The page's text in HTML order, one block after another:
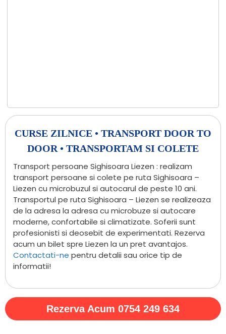
CURSE ZILNICE • TRANSPORT DOOR TO
DOOR • TRANSPORTAM SI COLETE
Transport persoane Sighisoara Liezen : realizam
transport persoane si colete pe ruta Sighisoara –
Liezen cu microbuzul si autocarul de peste 10 ani.
Transportul pe ruta Sighisoara – Liezen se realizeaza
de la adresa la adresa cu microbuze si autocare
moderne, confortabile si climatizate. Soferii sunt
profesionisti si deosebit de experimentati. Rezerva
acum un bilet spre Liezen la un pret avantajos.
Contactati-ne pentru detalii sau orice tip de
informatii!
Rezerva Acum 0754 249 634